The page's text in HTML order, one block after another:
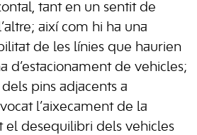
tant en un sentit de
així com hi ha una
de les línies que haurien
d’estacionament de vehicles;
pins adjacents a
l’aixecament de la
el desequilibri dels vehicles